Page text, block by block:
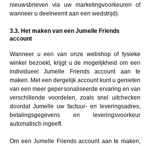
nieuwsbrieven via uw marketingvoorkeuren of
wanneer u deelneemt aan een wedstrijd).
3.3. Het maken van een Jumelle Friends
account
Wanneer u een van onze webshop of fysieke
winkel bezoekt, krijgt u de mogelijkheid om een
individueel Jumelle Friends account aan te
maken. Met een dergelijk account kunt u genieten
van een meer gepersonaliseerde ervaring en van
verschillende voordelen, zoals snel uitchecken
doordat Jumelle uw factuur- en leveringsadres,
betalingsgegevens en leveringsvoorkeur
automatisch ingeeft.
Om een Jumelle Friends account aan te maken,